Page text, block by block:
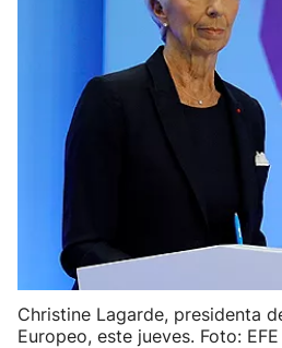
Christine Lagarde, presidenta
Europeo, este jueves. Foto: EFE